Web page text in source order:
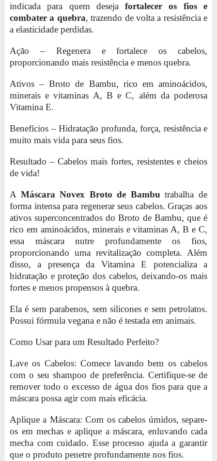
indicada para quem desejafortalecer os fios e
combater a quebra, trazendo de volta a resistência e
a elasticidade perdidas.
Ação – Regenera e fortalece os cabelos,
proporcionando mais resistência e menos quebra.
Ativos – Broto de Bambu, rico em aminoácidos,
minerais e vitaminas A, B e C, além da poderosa
Vitamina E.
Benefícios – Hidratação profunda, força, resistência e
muito mais vida para seus fios.
Resultado – Cabelos mais fortes, resistentes e cheios
de vida!
A Máscara Novex Broto de Bambu trabalha de
forma intensa para regenerar seus cabelos. Graças aos
ativos superconcentrados do Broto de Bambu, que é
rico em aminoácidos, minerais e vitaminas A, B e C,
essa máscara nutre profundamente os fios,
proporcionando uma revitalização completa. Além
disso, a presença da Vitamina E potencializa a
hidratação e proteção dos cabelos, deixando-os mais
fortes e menos propensos à quebra.
Ela é sem parabenos, sem silicones e sem petrolatos.
Possui fórmula vegana e não é testada em animais.
Como Usar para um Resultado Perfeito?
Lave os Cabelos: Comece lavando bem os cabelos
com o seu shampoo de preferência. Certifique-se de
remover todo o excesso de água dos fios para que a
máscara possa agir com mais eficácia.
Aplique a Máscara: Com os cabelos úmidos, separe-
os em mechas e aplique a máscara, enluvando cada
mecha com cuidado. Esse processo ajuda a garantir
que o produto penetre profundamente nos fios.